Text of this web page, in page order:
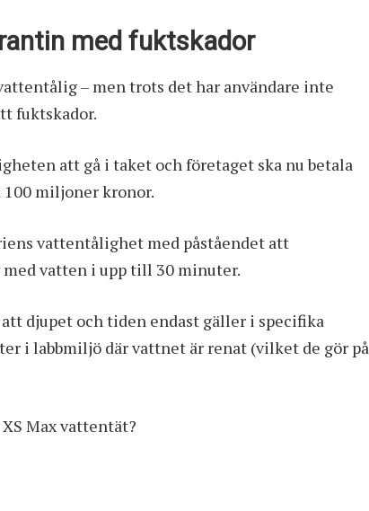
med fuktskador
– men trots det har användare inte
fuktskador.
att gå i taket och företaget ska nu betala
miljoner kronor.
vattentålighet med påståendet att
vatten i upp till 30 minuter.
djupet och tiden endast gäller i specifika
i labbmiljö där vattnet är renat (vilket de gör på
Max vattentät?